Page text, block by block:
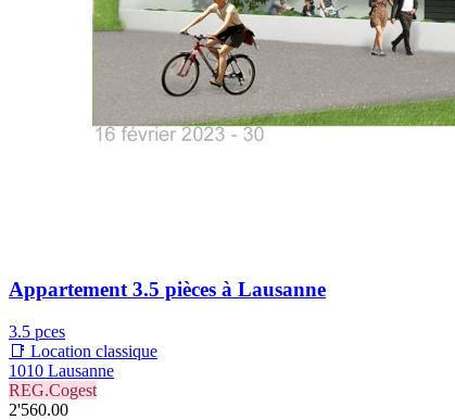
Appartement 3.5 pièces à Lausanne
3.5 pces
📑 Location classique
1010 Lausanne
REG.Cogest
2'560.00